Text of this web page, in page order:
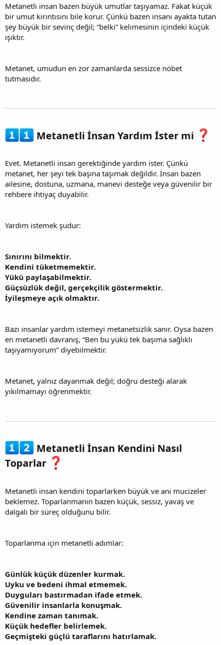
Metanetli insan bazen büyük umutlar taşıyamaz. Fakat küçük
bir umut kırıntısını bile korur. Çünkü bazen insanı ayakta tutan
şey büyük bir sevinç değil; “belki” kelimesinin içindeki küçük
ışıktır.
Metanet, umudun en zor zamanlarda sessizce nöbet
tutmasıdır.
Metanetli İnsan Yardım İster mi
Evet. Metanetli insan gerektiğinde yardım ister. Çünkü
metanet, her şeyi tek başına taşımak değildir. İnsan bazen
ailesine, dostuna, uzmana, manevi desteğe veya güvenilir bir
rehbere ihtiyaç duyabilir.
Yardım istemek şudur:
Sınırını bilmektir.
Kendini tüketmemektir.
Yükü paylaşabilmektir.
Güçsüzlük değil, gerçekçilik göstermektir.
İyileşmeye açık olmaktır.
Bazı insanlar yardım istemeyi metanetsizlik sanır. Oysa bazen
en metanetli davranış, “Ben bu yükü tek başıma sağlıklı
taşıyamıyorum” diyebilmektir.
Metanet, yalnız dayanmak değil; doğru desteği alarak
yıkılmamayı öğrenmektir.
Metanetli İnsan Kendini Nasıl
Toparlar
Metanetli insan kendini toparlarken büyük ve ani mucizeler
beklemez. Toparlanmanın bazen küçük, sessiz, yavaş ve
dalgalı bir süreç olduğunu bilir.
Toparlanma için metanetli adımlar:
Günlük küçük düzenler kurmak.
Uyku ve bedeni ihmal etmemek.
Duyguları bastırmadan ifade etmek.
Güvenilir insanlarla konuşmak.
Kendine zaman tanımak.
Küçük hedefler belirlemek.
Geçmişteki güçlü taraflarını hatırlamak.